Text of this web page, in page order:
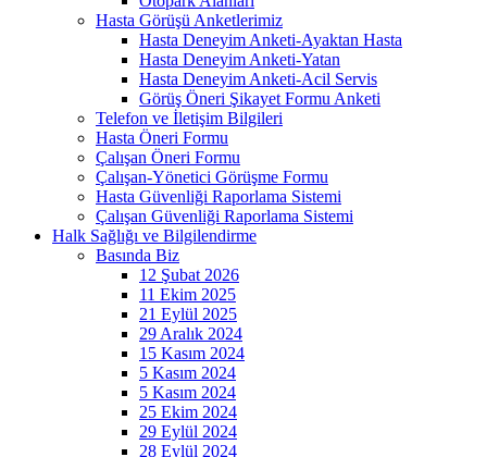
Hasta Görüşü Anketlerimiz
Hasta Deneyim Anketi-Ayaktan Hasta
Hasta Deneyim Anketi-Yatan
Hasta Deneyim Anketi-Acil Servis
Görüş Öneri Şikayet Formu Anketi
Telefon ve İletişim Bilgileri
Hasta Öneri Formu
Çalışan Öneri Formu
Çalışan-Yönetici Görüşme Formu
Hasta Güvenliği Raporlama Sistemi
Çalışan Güvenliği Raporlama Sistemi
Halk Sağlığı ve Bilgilendirme
Basında Biz
12 Şubat 2026
11 Ekim 2025
21 Eylül 2025
29 Aralık 2024
15 Kasım 2024
5 Kasım 2024
5 Kasım 2024
25 Ekim 2024
29 Eylül 2024
28 Eylül 2024